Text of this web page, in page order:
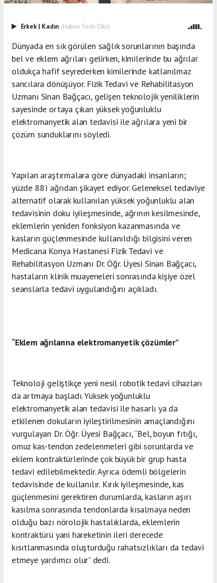
Erkek | Kadın (Haberi Sesli Oku)
Dünyada en sık görülen sağlık sorunlarının başında
bel ve eklem ağrıları gelirken, kimilerinde bu ağrılar
oldukça hafif seyrederken kimilerinde katlanılmaz
sancılara dönüşüyor. Fizik Tedavi ve Rehabilitasyon
Uzmanı Sinan Bağçacı, gelişen teknolojik yeniliklerin
sayesinde ortaya çıkan yüksek yoğunluklu
elektromanyetik alan tedavisi ile ağrılara yeni bir
çözüm sunduklarını söyledi.
Yapılan araştırmalara göre dünyadaki insanların;
yüzde 88’i ağrıdan şikayet ediyor. Geleneksel tedaviye
alternatif olarak kullanılan yüksek yoğunluklu alan
tedavisinin doku iyileşmesinde, ağrının kesilmesinde,
eklemlerin yeniden fonksiyon kazanmasında ve
kasların güçlenmesinde kullanıldığı bilgisini veren
Medicana Konya Hastanesi Fizik Tedavi ve
Rehabilitasyon Uzmanı Dr. Öğr. Üyesi Sinan Bağçacı,
hastaların klinik muayeneleri sonrasında kişiye özel
seanslarla tedavi uygulandığını açıkladı.
“Eklem ağrılarına elektromanyetik çözümler”
Teknoloji geliştikçe yeni nesil robotik tedavi cihazları
da artmaya başladı. Yüksek yoğunluklu
elektromanyetik alan tedavisi ile hasarlı ya da
etkilenen dokuların iyileştirilmesinin amaçlandığını
vurgulayan Dr. Öğr. Üyesi Bağçacı, “Bel, boyun fıtığı,
omuz kas-tendon zedelenmeleri gibi sorunlarda ve
eklem kontraktürlerinde çok büyük bir grup hasta
tedavi edilebilmektedir. Ayrıca ödemli bölgelerin
tedavisinde de kullanılır. Kırık iyileşmesinde, kas
güçlenmesini gerektiren durumlarda, kasların aşırı
kasılma sonrasında tendonlarda kısalmaya neden
olduğu bazı nörolojik hastalıklarda, eklemlerin
kontraktürü yani hareketinin ileri derecede
kısıtlanmasında oluşturduğu rahatsızlıkları da tedavi
etmeye yardımcı olur’’ dedi.